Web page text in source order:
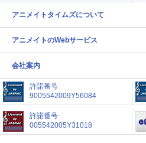
アニメイトタイムズについて
アニメイトのWebサービス
会社案内
許諾番号
9005542009Y56084
許諾番号
005542005Y31018